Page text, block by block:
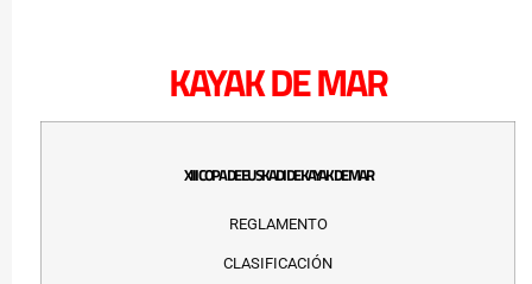
KAYAK DE MAR
XIII COPA DE EUSKADI DE KAYAK DE MAR
REGLAMENTO
CLASIFICACIÓN